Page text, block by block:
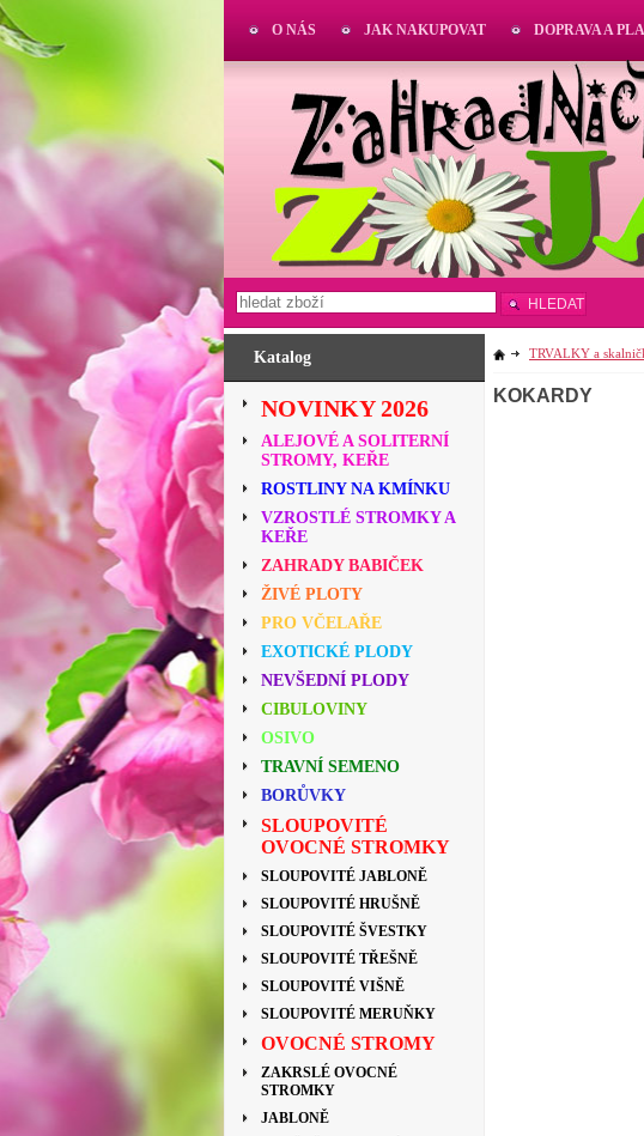
Katalog
NOVINKY 2026
ALEJOVÉ A SOLITERNÍ
STROMY, KEŘE
ROSTLINY NA KMÍNKU
VZROSTLÉ STROMKY A
KEŘE
ZAHRADY BABIČEK
ŽIVÉ PLOTY
PRO VČELAŘE
EXOTICKÉ PLODY
NEVŠEDNÍ PLODY
CIBULOVINY
OSIVO
TRAVNÍ SEMENO
BORŮVKY
SLOUPOVITÉ
OVOCNÉ STROMKY
SLOUPOVITÉ JABLONĚ
SLOUPOVITÉ HRUŠNĚ
SLOUPOVITÉ ŠVESTKY
SLOUPOVITÉ TŘEŠNĚ
SLOUPOVITÉ VIŠNĚ
SLOUPOVITÉ MERUŇKY
OVOCNÉ STROMY
ZAKRSLÉ OVOCNÉ
STROMKY
JABLONĚ
TRVALKY a
KOKARDY
O NÁS JAK NAKUPOVAT DOPRAVA A
HLEDAT